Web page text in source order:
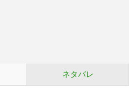
ネタバレ